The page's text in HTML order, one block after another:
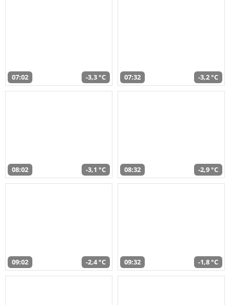
07:02 -3,3 °C 07:32 -3,2 °C
08:02 -3,1 °C 08:32 -2,9 °C
09:02 -2,4 °C 09:32 -1,8 °C